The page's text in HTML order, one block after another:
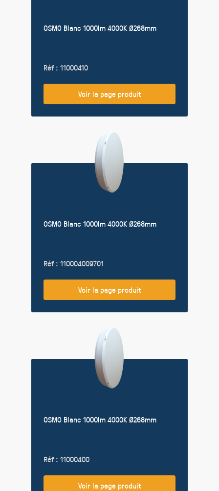
OSMO Blanc 1000lm 4000K Ø268mm
Réf : 11000410
Voir la page produit
OSMO Blanc 1000lm 4000K Ø268mm
Réf : 110004009701
Voir la page produit
OSMO Blanc 1000lm 4000K Ø268mm
Réf : 11000400
Voir la page produit